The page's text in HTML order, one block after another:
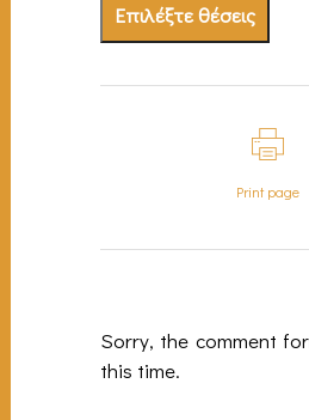
Επιλέξτε θέσεις
Print page
Sorry, the comment
this time.